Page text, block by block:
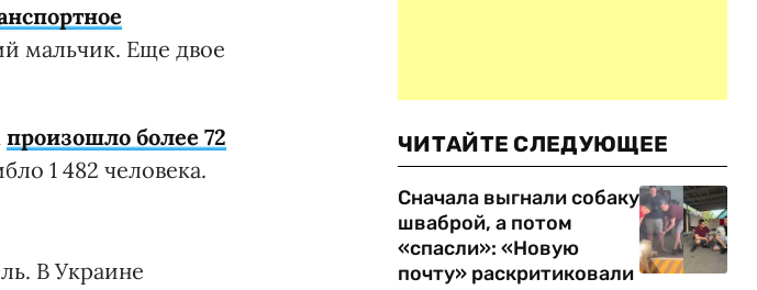
мальчик. Еще двое
произошло более 72
1 482 человека.
В Украине
ЧИТАЙТЕ СЛЕДУЮЩЕЕ
Сначала выгнали собаку
шваброй, а потом
«спасли»: «Новую
почту» раскритиковали